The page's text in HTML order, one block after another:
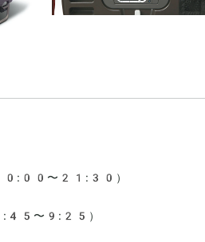
20:00〜21:30）
7:45〜9:25）